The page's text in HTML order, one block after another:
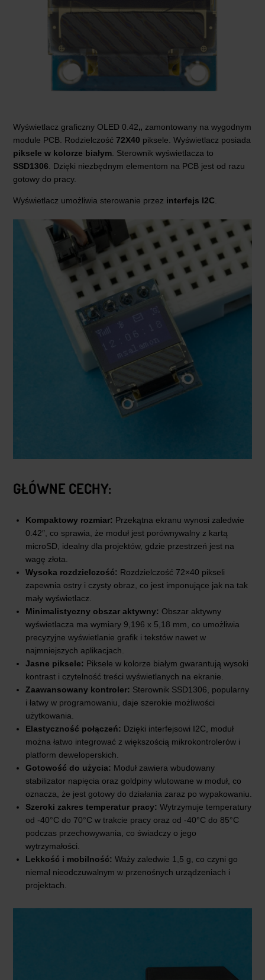
Wyświetlacz graficzny OLED 0.42„ zamontowany na wygodnym
module PCB. Rodzielczość 72X40 piksele. Wyświetlacz posiada
piksele w kolorze białym. Sterownik wyświetlacza to
SSD1306. Dzięki niezbędnym elementom na PCB jest od razu
gotowy do pracy.
Wyświetlacz umożliwia sterowanie przez interfejs I2C.
GŁÓWNE CECHY:
Kompaktowy rozmiar: Przekątna ekranu wynosi zaledwie
0.42″, co sprawia, że moduł jest porównywalny z kartą
microSD, idealny dla projektów, gdzie przestrzeń jest na
wagę złota.
Wysoka rozdzielczość: Rozdzielczość 72×40 pikseli
zapewnia ostry i czysty obraz, co jest imponujące jak na tak
mały wyświetlacz.
Minimalistyczny obszar aktywny: Obszar aktywny
wyświetlacza ma wymiary 9,196 x 5,18 mm, co umożliwia
precyzyjne wyświetlanie grafik i tekstów nawet w
najmniejszych aplikacjach.
Jasne piksele: Piksele w kolorze białym gwarantują wysoki
kontrast i czytelność treści wyświetlanych na ekranie.
Zaawansowany kontroler: Sterownik SSD1306, popularny
i łatwy w programowaniu, daje szerokie możliwości
użytkowania.
Elastyczność połączeń: Dzięki interfejsowi I2C, moduł
można łatwo integrować z większością mikrokontrolerów i
platform deweloperskich.
Gotowość do użycia: Moduł zawiera wbudowany
stabilizator napięcia oraz goldpiny wlutowane w moduł, co
oznacza, że jest gotowy do działania zaraz po wypakowaniu.
Szeroki zakres temperatur pracy: Wytrzymuje temperatury
od -40°C do 70°C w trakcie pracy oraz od -40°C do 85°C
podczas przechowywania, co świadczy o jego
wytrzymałości.
Lekkość i mobilność: Waży zaledwie 1,5 g, co czyni go
niemal nieodczuwalnym w przenośnych urządzeniach i
projektach.